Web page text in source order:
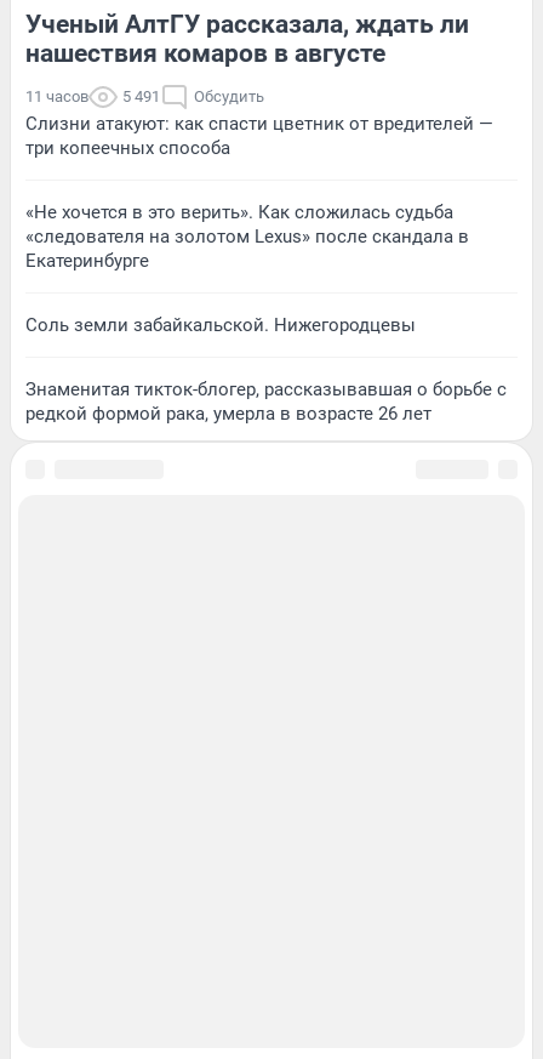
Ученый АлтГУ рассказала, ждать ли
нашествия комаров в августе
11 часов 5 491 Обсудить
Слизни атакуют: как спасти цветник от вредителей —
три копеечных способа
«Не хочется в это верить». Как сложилась судьба
«следователя на золотом Lexus» после скандала в
Екатеринбурге
Соль земли забайкальской. Нижегородцевы
Знаменитая тикток-блогер, рассказывавшая о борьбе с
редкой формой рака, умерла в возрасте 26 лет